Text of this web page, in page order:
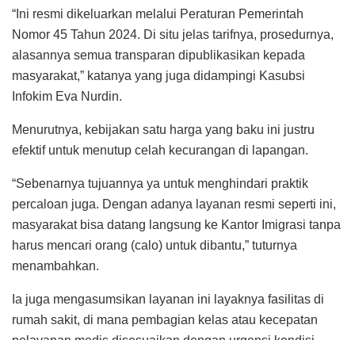
“Ini resmi dikeluarkan melalui Peraturan Pemerintah
Nomor 45 Tahun 2024. Di situ jelas tarifnya, prosedurnya,
alasannya semua transparan dipublikasikan kepada
masyarakat,” katanya yang juga didampingi Kasubsi
Infokim Eva Nurdin.
Menurutnya, kebijakan satu harga yang baku ini justru
efektif untuk menutup celah kecurangan di lapangan.
“Sebenarnya tujuannya ya untuk menghindari praktik
percaloan juga. Dengan adanya layanan resmi seperti ini,
masyarakat bisa datang langsung ke Kantor Imigrasi tanpa
harus mencari orang (calo) untuk dibantu,” tuturnya
menambahkan.
Ia juga mengasumsikan layanan ini layaknya fasilitas di
rumah sakit, di mana pembagian kelas atau kecepatan